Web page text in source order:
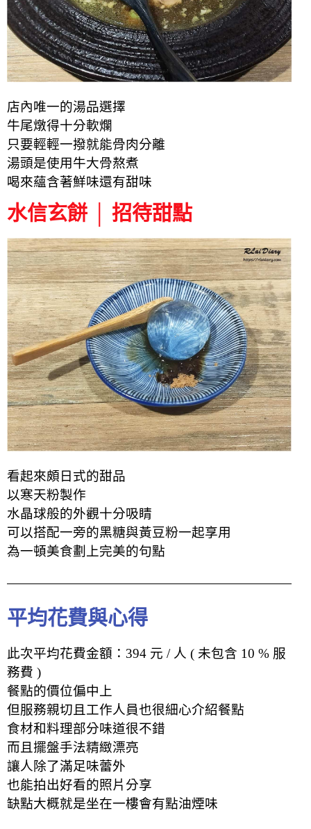
店內唯一的湯品選擇
牛尾燉得十分軟爛
只要輕輕一撥就能骨肉分離
湯頭是使用牛大骨熬煮
喝來蘊含著鮮味還有甜味
水信玄餅 │ 招待甜點
看起來頗日式的甜品
以寒天粉製作
水晶球般的外觀十分吸睛
可以搭配一旁的黑糖與黃豆粉一起享用
為一頓美食劃上完美的句點
平均花費與心得
此次平均花費金額：394 元 / 人 ( 未包含 10 % 服
務費 )
餐點的價位偏中上
但服務親切且工作人員也很細心介紹餐點
食材和料理部分味道很不錯
而且擺盤手法精緻漂亮
讓人除了滿足味蕾外
也能拍出好看的照片分享
缺點大概就是坐在一樓會有點油煙味